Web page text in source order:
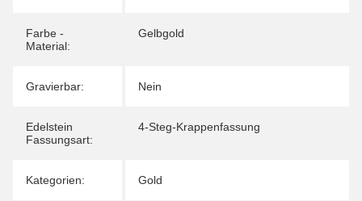
Farbe -
Material:
Gelbgold
Gravierbar: Nein
Edelstein
Fassungsart:
4-Steg-Krappenfassung
Kategorien: Gold